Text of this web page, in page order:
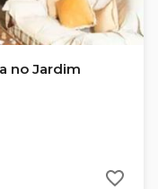
no Jardim